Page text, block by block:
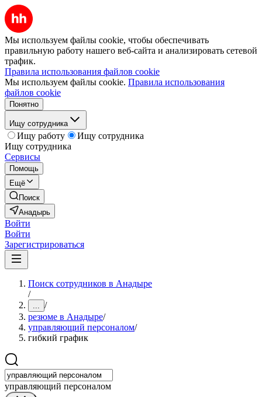
Мы используем файлы cookie, чтобы обеспечивать
правильную работу нашего веб-сайта и анализировать сетевой
трафик.
Правила использования файлов cookie
Мы используем файлы cookie. Правила использования
файлов cookie
Понятно
Ищу сотрудника
Ищу работу
Ищу сотрудника
Ищу сотрудника
Сервисы
Помощь
Ещё
Поиск
Анадырь
Войти
Войти
Зарегистрироваться
Поиск сотрудников в Анадыре
/
... /
резюме в Анадыре/
управляющий персоналом/
гибкий график
управляющий персоналом